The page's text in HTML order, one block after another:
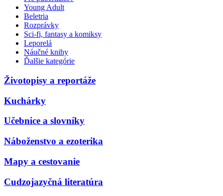
Young Adult
Beletria
Rozprávky
Sci-fi, fantasy a komiksy
Leporelá
Náučné knihy
Ďalšie kategórie
Životopisy a reportáže
Kuchárky
Učebnice a slovníky
Náboženstvo a ezoterika
Mapy a cestovanie
Cudzojazyčná literatúra